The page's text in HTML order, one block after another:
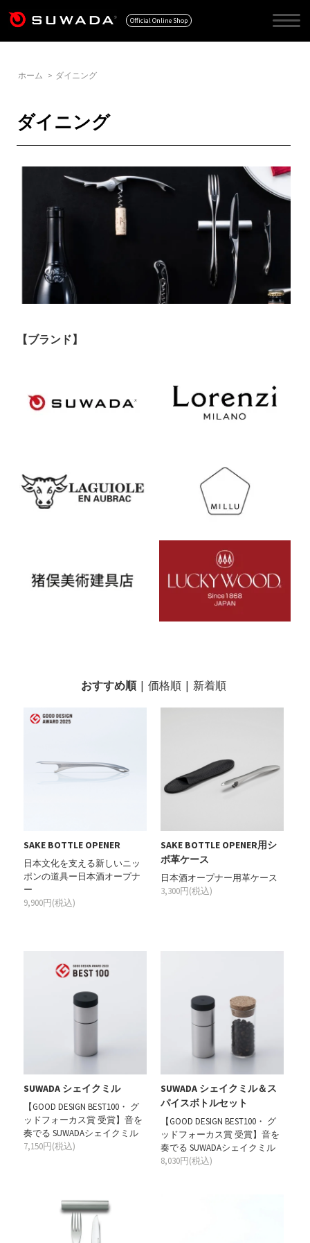
Official Online Shop
ホーム > ダイニング
ダイニング
【ブランド】
おすすめ順| 価格順| 新着順
SAKE BOTTLE OPENER
日本文化を支える新しいニッ
ポンの道具ー日本酒オープナ
ー
9,900円(税込)
SAKE BOTTLE OPENER用シ
ボ革ケース
日本酒オープナー用革ケース
3,300円(税込)
SUWADA シェイクミル
【GOOD DESIGN BEST100・ グ
ッドフォーカス賞 受賞】音を
奏でる SUWADAシェイクミル
7,150円(税込)
SUWADA シェイクミル＆ス
パイスボトルセット
【GOOD DESIGN BEST100・ グ
ッドフォーカス賞 受賞】音を
奏でる SUWADAシェイクミル
8,030円(税込)